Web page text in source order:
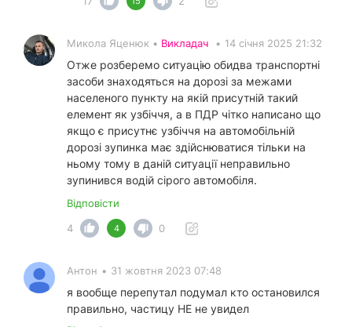
Микола Яценюк • Викладач • 14 січня 2025 21:32
Отже розберемо ситуацію обидва транспортні
засоби знаходяться на дорозі за межами
населеного пункту на якій присутній такий
елемент як узбіччя, а в ПДР чітко написано що
якщо є присутнє узбіччя на автомобільній
дорозі зупинка має здійснюватися тільки на
ньому тому в даній ситуації неправильно
зупинився водій сірого автомобіля.
Відповісти
4
4 0
Антон • 31 жовтня 2023 07:48
я вообще перепутал подумал кто остановился
правильно, частицу НЕ не увидел